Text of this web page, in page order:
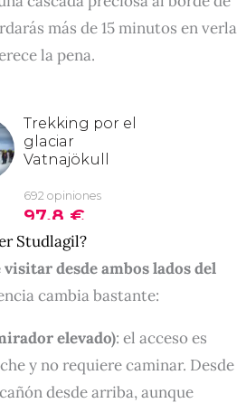
más de 15 minutos en verla
la pena.
Studlagil?
visitar desde ambos lados del
cambia bastante:
elevado): el acceso es
y no requiere caminar. Desde
desde arriba, aunque